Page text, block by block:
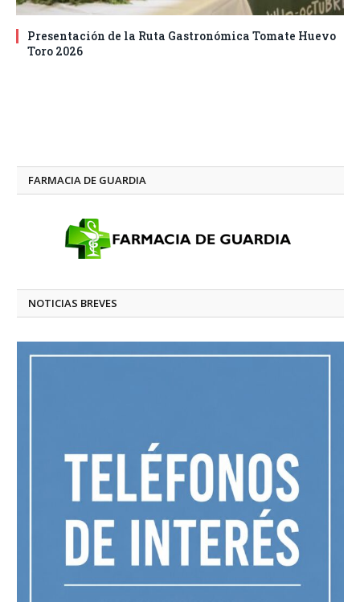
Presentación de la Ruta Gastronómica Tomate Huevo
Toro 2026
FARMACIA DE GUARDIA
NOTICIAS BREVES